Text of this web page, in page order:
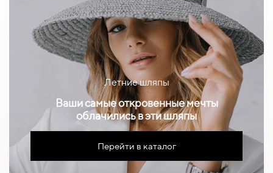
Летние шляпы
Ваши самые откровенные мечты
облачились в эти шляпы
Перейти в каталог